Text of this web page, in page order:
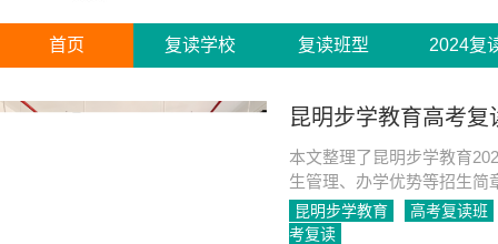
首页 复读学校 复读班型 2024复
昆明步学教育高考
本文整理了昆明步学教育
生管理、办学优势等招生简
昆明步学教育
高考复读班
考复读